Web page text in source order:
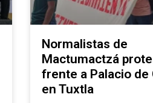
Normalistas de
Mactumactzá
frente a Palacio de
en Tuxtla